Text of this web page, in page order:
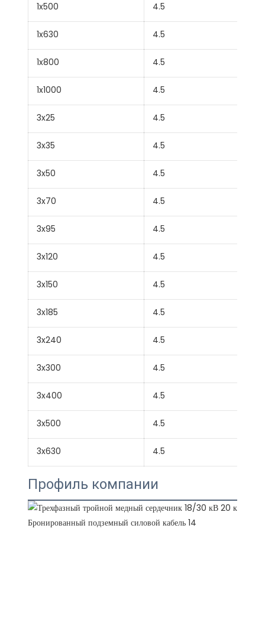
1x500 4.5
1x630 4.5
1x800 4.5
1x1000 4.5
3x25 4.5
3x35 4.5
3x50 4.5
3x70 4.5
3x95 4.5
3x120 4.5
3x150 4.5
3x185 4.5
3x240 4.5
3x300 4.5
3x400 4.5
3x500 4.5
3x630 4.5
Профиль компании